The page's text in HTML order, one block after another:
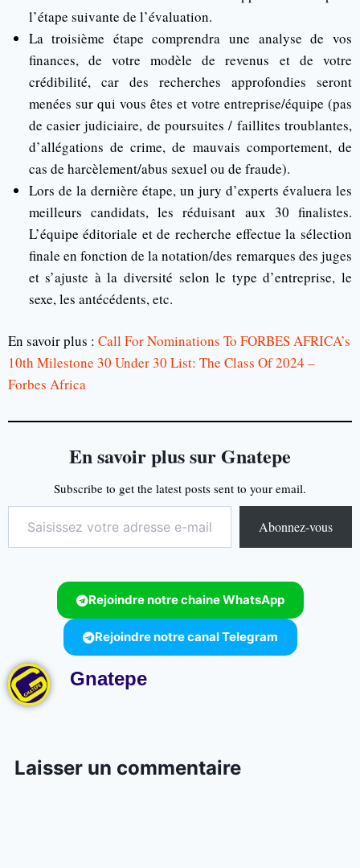
l’étape suivante de l’évaluation.
La troisième étape comprendra une analyse de vos
finances, de votre modèle de revenus et de votre
crédibilité, car des recherches approfondies seront
menées sur qui vous êtes et votre entreprise/équipe (pas
de casier judiciaire, de poursuites / faillites troublantes,
d’allégations de crime, de mauvais comportement, de
cas de harcèlement/abus sexuel ou de fraude).
Lors de la dernière étape, un jury d’experts évaluera les
meilleurs candidats, les réduisant aux 30 finalistes.
L’équipe éditoriale et de recherche effectue la sélection
finale en fonction de la notation/des remarques des juges
et s’ajuste à la diversité selon le type d’entreprise, le
sexe, les antécédents, etc.
En savoir plus : Call For Nominations To FORBES AFRICA’s
10th Milestone 30 Under 30 List: The Class Of 2024 –
Forbes Africa
En savoir plus sur Gnatepe
Subscribe to get the latest posts sent to your email.
Abonnez-vous
Rejoindre notre chaine WhatsApp
Rejoindre notre canal Telegram
Gnatepe
Laisser un commentaire